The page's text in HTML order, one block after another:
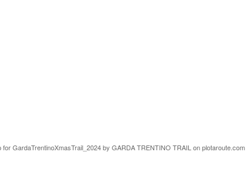
forGardaTrentinoXmasTrail_2024by GARDA TRENTINO TRAILonplotaroute.com